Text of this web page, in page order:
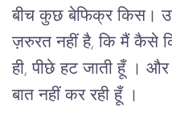
बीच कुछ बेफिक्र किस।
ज़रुरत नहीं है, कि मैं कैसे
ही, पीछे हट जाती हूँ ।
बात नहीं कर रही हूँ ।